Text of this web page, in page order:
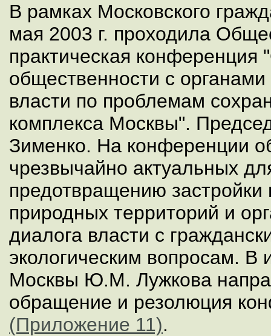
В рамках Московского
мая 2003 г. проходила
практическая конференция
общественности с
власти по проблемам
комплекса Москвы".
Зименко. На конференции
чрезвычайно актуальных
предотвращению застройки
природных территорий и
диалога власти с
экологическим вопросам. В
Москвы Ю.М. Лужкова
обращение и резолюция
(Приложение 11).